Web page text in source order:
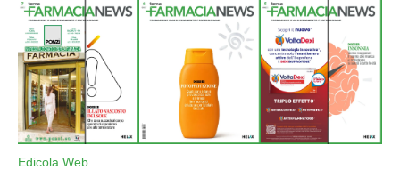
Edicola Web